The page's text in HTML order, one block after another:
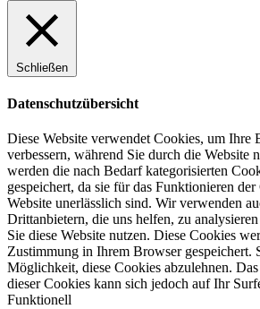
Schließen
Datenschutzübersicht
Diese Website verwendet Cookies, um Ihre
verbessern, während Sie durch die Website
werden die nach Bedarf kategorisierten
gespeichert, da sie für das Funktionieren
Website unerlässlich sind. Wir verwenden
Drittanbietern, die uns helfen, zu
Sie diese Website nutzen. Diese Cookies
Zustimmung in Ihrem Browser gespeichert.
Möglichkeit, diese Cookies abzulehnen.
dieser Cookies kann sich jedoch auf Ihr
Funktionell